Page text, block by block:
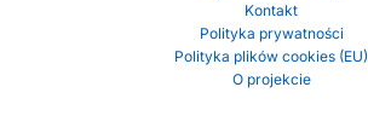
Kontakt
Polityka prywatności
Polityka plików cookies (EU)
O projekcie